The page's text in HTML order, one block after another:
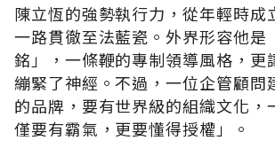
陳立恆的強勢執行力，從年輕時成
一路貫徹至法藍瓷。外界形容他是
銘」，一條鞭的專制領導風格，更
繃緊了神經。不過，一位企管顧問
的品牌，要有世界級的組織文化，
僅要有霸氣，更要懂得授權」。